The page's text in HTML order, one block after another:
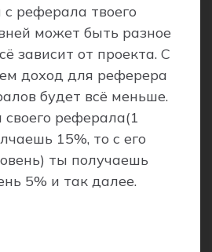
реферала твоего
может быть разное
зависит от проекта. С
доход для реферера
будет всё меньше.
своего реферала(1
15%, то с его
ты получаешь
5% и так далее.